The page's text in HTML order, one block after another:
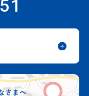
さまへ